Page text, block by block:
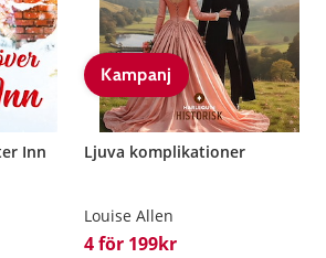
Inn
Kampanj
Ljuva komplikationer
Louise Allen
4 för 199kr